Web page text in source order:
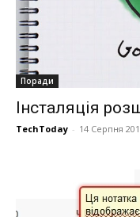
Поради
Інсталяція
TechToday - 14 Серпня